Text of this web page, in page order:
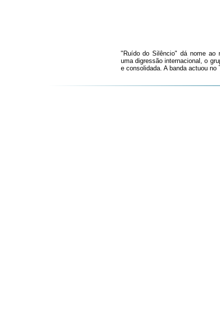
"Ruído do Silêncio" dá nome ao
uma digressão internacional, o
e consolidada. A banda actuou